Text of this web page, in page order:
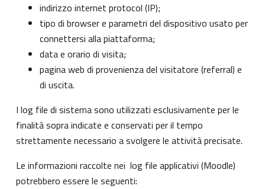
indirizzo internet protocol (IP);
tipo di browser e parametri del dispositivo usato per
connettersi alla piattaforma;
data e orario di visita;
pagina web di provenienza del visitatore (referral) e
di uscita.
I log file di sistema sono utilizzati esclusivamente per le
finalità sopra indicate e conservati per il tempo
strettamente necessario a svolgere le attività precisate.
Le informazioni raccolte nei log file applicativi (Moodle)
potrebbero essere le seguenti: